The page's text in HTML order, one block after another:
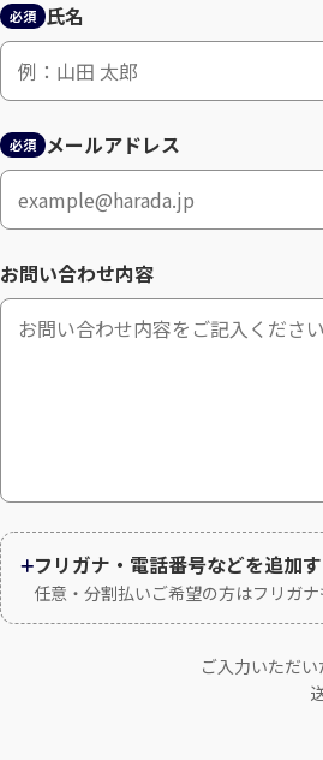
必須 氏名
必須 メールアドレス
お問い合わせ内容
フリガナ・電話番号などを追加
任意・分割払いご希望の方はフリガ
ご入力いただ